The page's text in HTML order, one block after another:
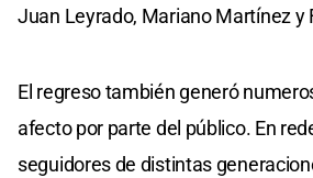
Juan Leyrado, Mariano Martínez y
El regreso también generó
afecto por parte del público. En
seguidores de distintas